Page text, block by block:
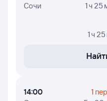
Сочи
1 ч 25
1 ч
14:00
1